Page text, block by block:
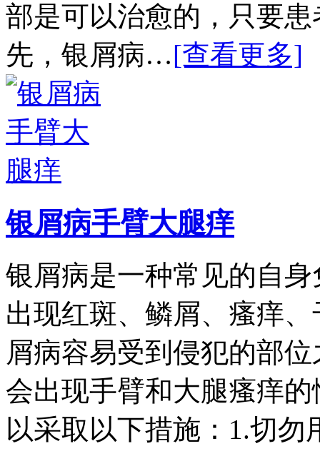
部是可以治愈的，只要
先，银屑病…[查看更多]
银屑病手臂大腿痒
银屑病是一种常见的自
出现红斑、鳞屑、瘙痒
屑病容易受到侵犯的部
会出现手臂和大腿瘙痒
以采取以下措施：1.切